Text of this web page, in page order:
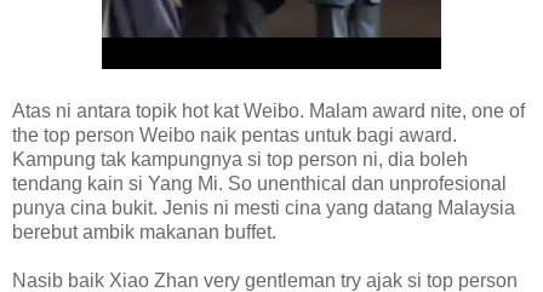
Atas ni antara topik hot kat Weibo. Malam award nite, one of
the top person Weibo naik pentas untuk bagi award.
Kampung tak kampungnya si top person ni, dia boleh
tendang kain si Yang Mi. So unenthical dan unprofesional
punya cina bukit. Jenis ni mesti cina yang datang Malaysia
berebut ambik makanan buffet.
Nasib baik Xiao Zhan very gentleman try ajak si top person